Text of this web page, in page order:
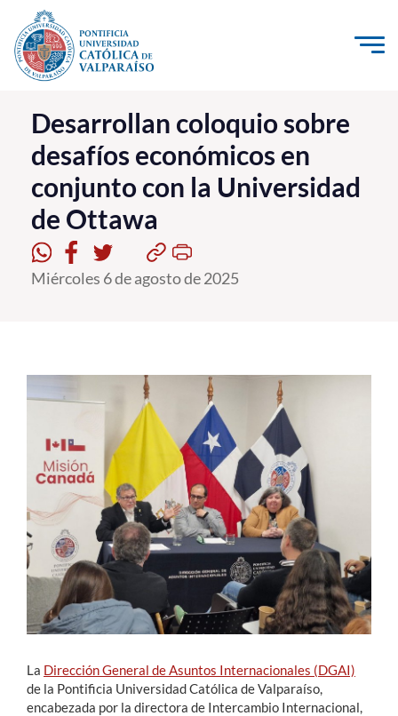
Click acá para ir directamente al contenido
La Universidad
Investigación, Creación e Innovación
PUCV Internacional
Vinculación con el Medio
Admisión
Estudiantes
Académicos
Funcionarios
Alumni
English
Desarrollan coloquio sobre
desafíos económicos en
conjunto con la Universidad
de Ottawa
Miércoles 6 de agosto de 2025
La Dirección General de Asuntos Internacionales (DGAI)
de la Pontificia Universidad Católica de Valparaíso,
encabezada por la directora de Intercambio Internacional,​